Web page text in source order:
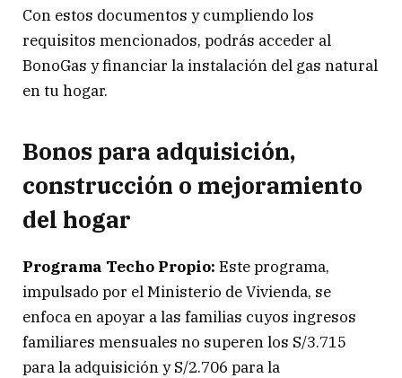
Con estos documentos y cumpliendo los
requisitos mencionados, podrás acceder al
BonoGas y financiar la instalación del gas natural
en tu hogar.
Bonos para adquisición,
construcción o mejoramiento
del hogar
Programa Techo Propio: Este programa,
impulsado por el Ministerio de Vivienda, se
enfoca en apoyar a las familias cuyos ingresos
familiares mensuales no superen los S/3.715
para la adquisición y S/2.706 para la